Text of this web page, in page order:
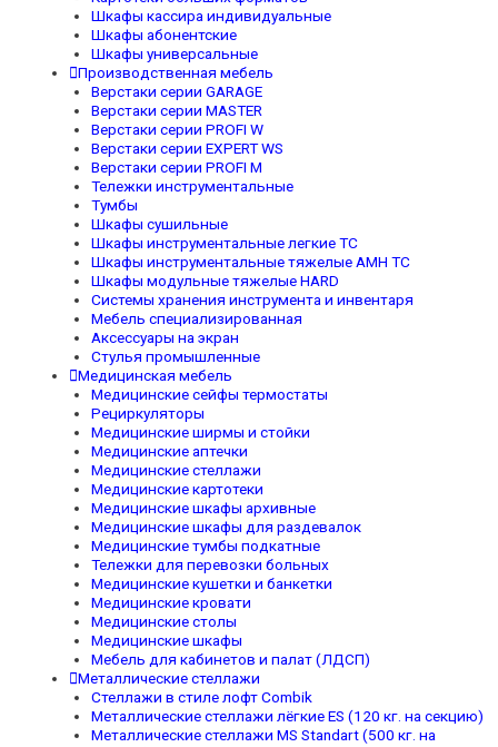
Шкафы кассира индивидуальные
Шкафы абонентские
Шкафы универсальные
Производственная мебель
Верстаки серии GARAGE
Верстаки серии MASTER
Верстаки серии PROFI W
Верстаки серии EXPERT WS
Верстаки серии PROFI M
Тележки инструментальные
Тумбы
Шкафы сушильные
Шкафы инструментальные легкие TC
Шкафы инструментальные тяжелые AMH TC
Шкафы модульные тяжелые HARD
Системы хранения инструмента и инвентаря
Мебель специализированная
Аксессуары на экран
Стулья промышленные
Медицинская мебель
Медицинские сейфы термостаты
Рециркуляторы
Медицинские ширмы и стойки
Медицинские аптечки
Медицинские стеллажи
Медицинские картотеки
Медицинские шкафы архивные
Медицинские шкафы для раздевалок
Медицинские тумбы подкатные
Тележки для перевозки больных
Медицинские кушетки и банкетки
Медицинские кровати
Медицинские столы
Медицинские шкафы
Мебель для кабинетов и палат (ЛДСП)
Металлические стеллажи
Стеллажи в стиле лофт Combik
Металлические стеллажи лёгкие ES (120 кг. на секцию)
Металлические стеллажи MS Standart (500 кг. на